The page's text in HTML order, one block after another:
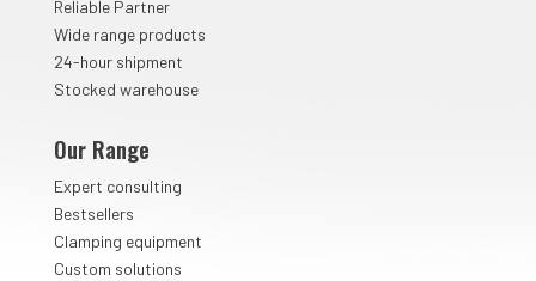
Reliable Partner
Wide range products
24-hour shipment
Stocked warehouse
Our Range
Expert consulting
Bestsellers
Clamping equipment
Custom solutions